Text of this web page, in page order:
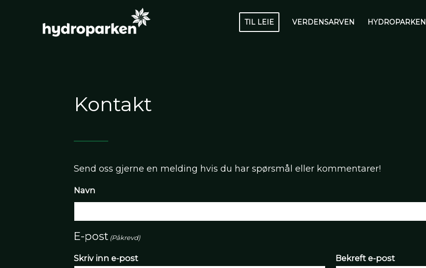
TIL LEIE VERDENSARVEN HYDROPARKEN
Kontakt
Send oss gjerne en melding hvis du har spørsmål eller kommentarer!
Navn
E-post (Påkrevd)
Skriv inn e-post Bekreft e-post